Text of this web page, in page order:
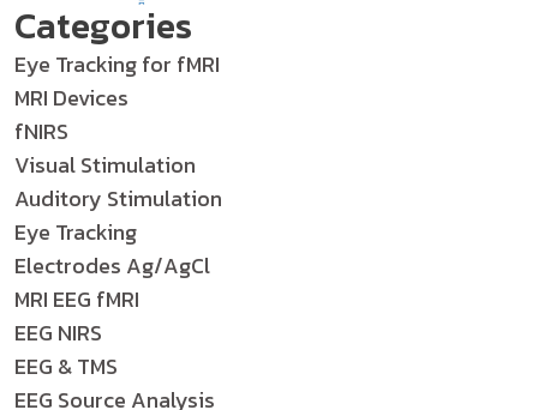
Categories
Eye Tracking for fMRI
MRI Devices
fNIRS
Visual Stimulation
Auditory Stimulation
Eye Tracking
Electrodes Ag/AgCl
MRI EEG fMRI
EEG NIRS
EEG & TMS
EEG Source Analysis